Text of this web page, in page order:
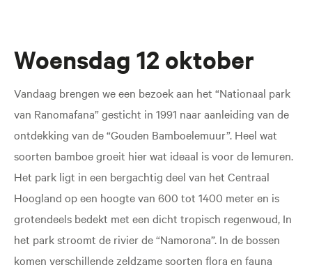
Woensdag 12 oktober
Vandaag brengen we een bezoek aan het “Nationaal park
van Ranomafana” gesticht in 1991 naar aanleiding van de
ontdekking van de “Gouden Bamboelemuur”. Heel wat
soorten bamboe groeit hier wat ideaal is voor de lemuren.
Het park ligt in een bergachtig deel van het Centraal
Hoogland op een hoogte van 600 tot 1400 meter en is
grotendeels bedekt met een dicht tropisch regenwoud, In
het park stroomt de rivier de “Namorona”. In de bossen
komen verschillende zeldzame soorten flora en fauna